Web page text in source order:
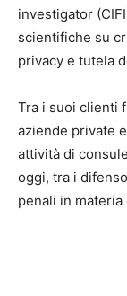
investigator
scientifiche su
privacy e tutela
Tra i suoi clienti
aziende private
attività di
oggi, tra i
penali in